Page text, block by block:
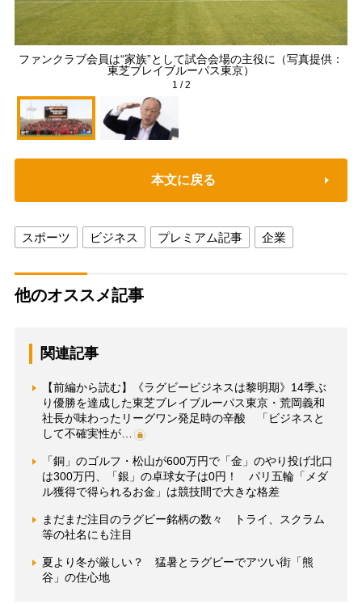
ファンクラブ会員は“家族”として試合会場の主役に（写真提供：
東芝ブレイブルーパス東京）
1 /2
本文に戻る
スポーツ ビジネス プレミアム記事 企業
他のオススメ記事
関連記事
【前編から読む】《ラグビービジネスは黎明期》14季ぶ
り優勝を達成した東芝ブレイブルーパス東京・荒岡義和
社長が味わったリーグワン発足時の辛酸 「ビジネスと
して不確実性が…
「銅」のゴルフ・松山が600万円で「金」のやり投げ北口
は300万円、「銀」の卓球女子は0円！ パリ五輪「メダ
ル獲得で得られるお金」は競技間で大きな格差
まだまだ注目のラグビー銘柄の数々 トライ、スクラム
等の社名にも注目
夏より冬が厳しい？ 猛暑とラグビーでアツい街「熊
谷」の住心地